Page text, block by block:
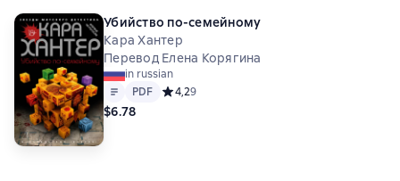
Убийство по-семейному
Кара Хантер
Перевод Елена Корягина
in russian
Text
PDF
PDF Средний рейтинг 4,2 на основе 9 оценок
4,29
$6.78